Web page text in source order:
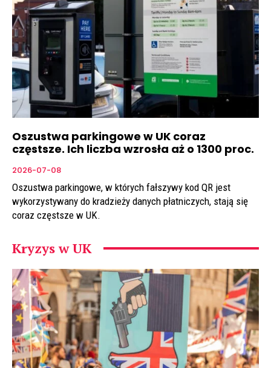
Oszustwa parkingowe w UK coraz
częstsze. Ich liczba wzrosła aż o 1300 proc.
2026-07-08
Oszustwa parkingowe, w których fałszywy kod QR jest
wykorzystywany do kradzieży danych płatniczych, stają się
coraz częstsze w UK.
Kryzys w UK